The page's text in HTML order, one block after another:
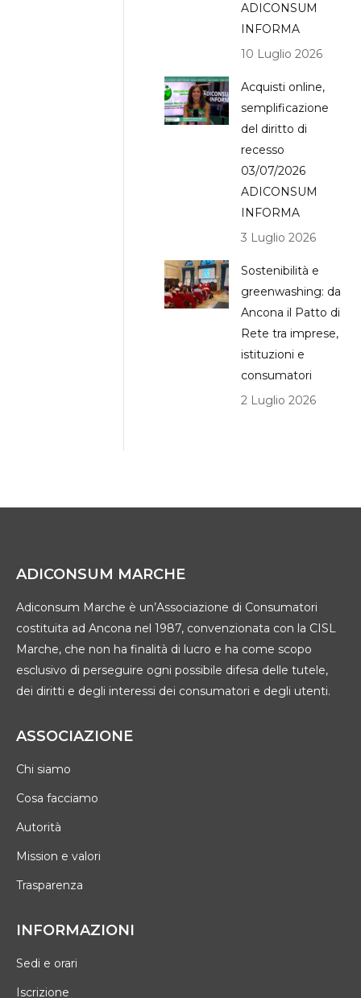
ADICONSUM
INFORMA
10 Luglio 2026
Acquisti online,
semplificazione
del diritto di
recesso
03/07/2026
ADICONSUM
INFORMA
3 Luglio 2026
Sostenibilità e
greenwashing: da
Ancona il Patto di
Rete tra imprese,
istituzioni e
consumatori
2 Luglio 2026
ADICONSUM MARCHE
Adiconsum Marche è un’Associazione di Consumatori
costituita ad Ancona nel 1987, convenzionata con la CISL
Marche, che non ha finalità di lucro e ha come scopo
esclusivo di perseguire ogni possibile difesa delle tutele,
dei diritti e degli interessi dei consumatori e degli utenti.
ASSOCIAZIONE
Chi siamo
Cosa facciamo
Autorità
Mission e valori
Trasparenza
INFORMAZIONI
Sedi e orari
Iscrizione